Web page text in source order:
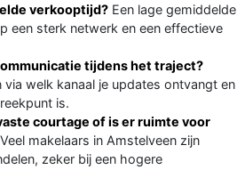
verkooptijd? Een lage gemiddelde
een sterk netwerk en een effectieve
tijdens het traject?
via welk kanaal je updates ontvangt en
is.
courtage of is er ruimte voor
Veel makelaars in Amstelveen zijn
zeker bij een hogere